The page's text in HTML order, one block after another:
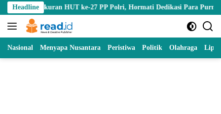
Skip
to
content
Headline
HUT ke-27 PP Polri, Hormati Dedikasi Para Purnawirawan
Nasional Menyapa Nusantara Peristiwa Politik Olahraga